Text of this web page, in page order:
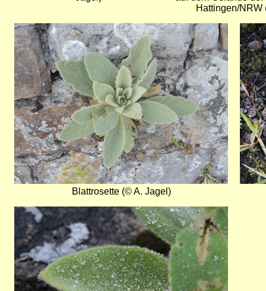
Hattingen/NRW
Bild
Blattrosette (© A. Jagel)
Bild
Bild